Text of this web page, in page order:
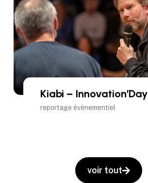
Kiabi – Innovation’Day
reportage évènementiel
voir tout